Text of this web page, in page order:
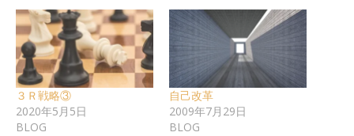
３Ｒ戦略③
2020年5月5日
BLOG
自己改革
2009年7月29日
BLOG